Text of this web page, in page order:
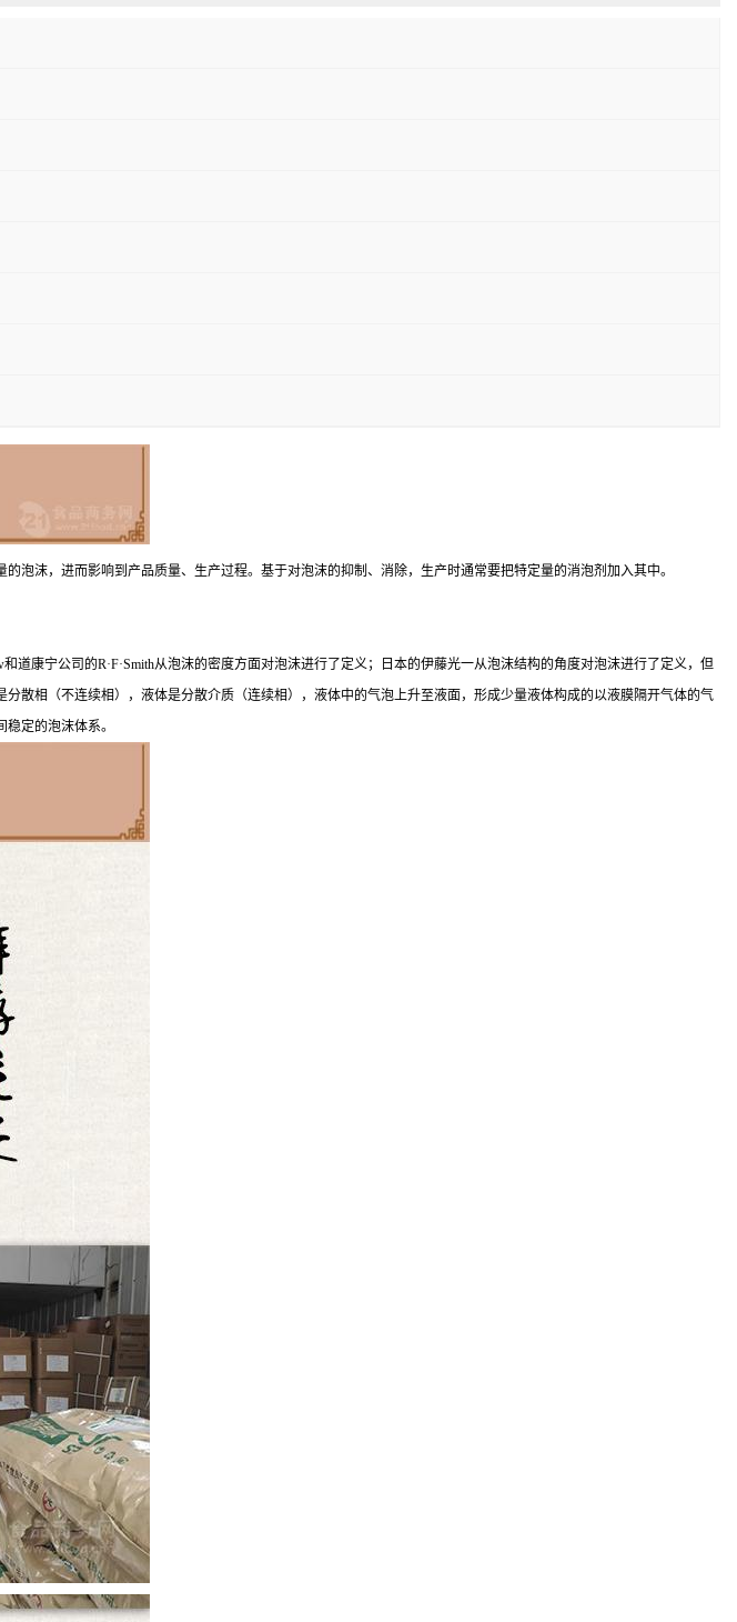
沫，进而影响到产品质量、生产过程。基于对泡沫的抑制、消除，生产时通常要把特定量的消泡剂加入其中。
康宁公司的R·F·Smith从泡沫的密度方面对泡沫进行了定义；日本的伊藤光一从泡沫结构的角度对泡沫进行了定义，但
散相（不连续相），液体是分散介质（连续相），液体中的气泡上升至液面，形成少量液体构成的以液膜隔开气体的气
定的泡沫体系。